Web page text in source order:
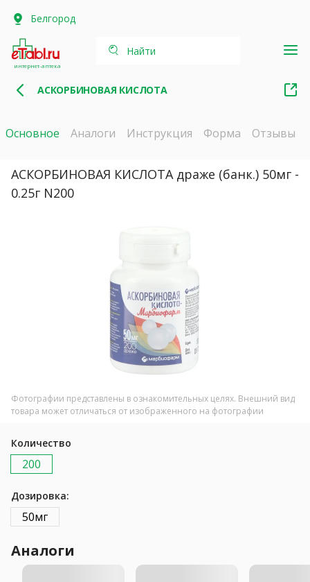
Белгород
интернет-аптека
Найти
АСКОРБИНОВАЯ КИСЛОТА
Основное Аналоги Инструкция Форма Отзывы
АСКОРБИНОВАЯ КИСЛОТА драже (банк.) 50мг -
0.25г N200
Фотографии представлены в ознакомительных целях. Внешний вид
товара может отличаться от изображенного на фотографии
Количество
200
Дозировка:
50мг
Аналоги